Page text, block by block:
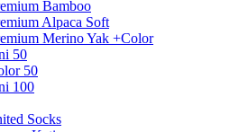
Bamboo
Alpaca Soft
Merino Yak +Color
50
50
100
Socks